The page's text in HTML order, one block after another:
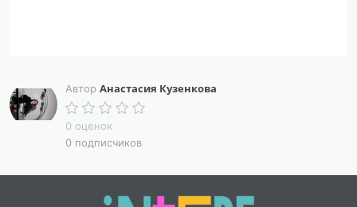
Автор Анастасия Кузенкова
0 оценок
0 подписчиков